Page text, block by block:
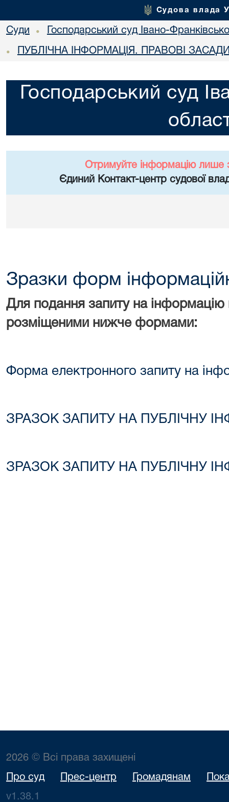
Судова влада
Суди • Господарський суд Івано-
• ПУБЛІЧНА ІНФОРМАЦІЯ. ПРАВОВІ
Господарський суд
Отримуйте інформацію лише
Єдиний Контакт-центр судової
Зразки форм
Для подання запиту на
розміщеними нижче формами:
Форма електронного запиту на
ЗРАЗОК ЗАПИТУ НА ПУБЛІЧНУ
ЗРАЗОК ЗАПИТУ НА ПУБЛІЧНУ
2026 © Всі права захищені
Про суд Прес-центр Громадянам
v1.38.1